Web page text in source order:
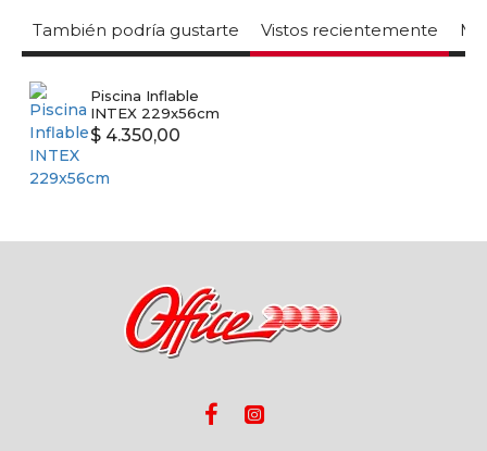
También podría gustarte Vistos recientemente
Piscina Inflable
INTEX 229x56cm
$ 4.350,00